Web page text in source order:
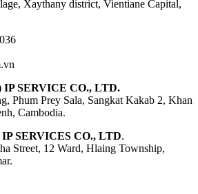
Xaythany district, Vientiane Capital,
SERVICE CO., LTD.
Phum Prey Sala, Sangkat Kakab 2, Khan
Cambodia.
SERVICES CO., LTD.
Street, 12 Ward, Hlaing Township,